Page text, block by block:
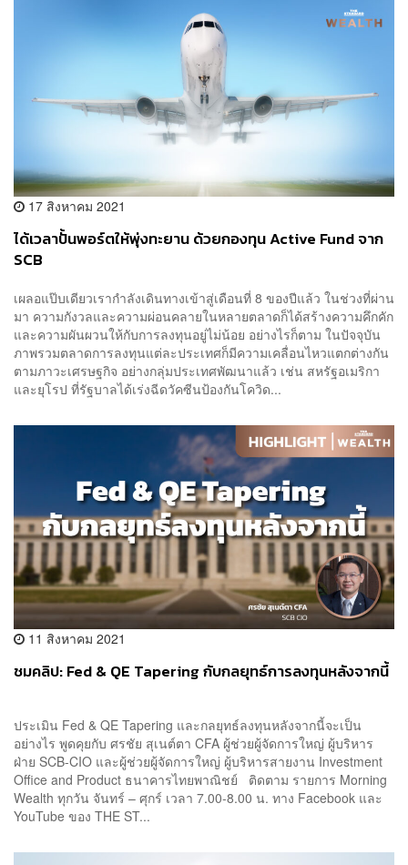
17 สิงหาคม 2021
ได้เวลาปั้นพอร์ตให้พุ่งทะยาน ด้วยกองทุน Active Fund จาก
SCB
เผลอแป๊บเดียวเรากำลังเดินทางเข้าสู่เดือนที่ 8 ของปีแล้ว ในช่วงที่ผ่าน
มา ความกังวลและความผ่อนคลายในหลายตลาดก็ได้สร้างความคึกคัก
และความผันผวนให้กับการลงทุนอยู่ไม่น้อย อย่างไรก็ตาม ในปัจจุบัน
ภาพรวมตลาดการลงทุนแต่ละประเทศก็มีความเคลื่อนไหวแตกต่างกัน
ตามภาวะเศรษฐกิจ อย่างกลุ่มประเทศพัฒนาแล้ว เช่น สหรัฐอเมริกา
และยุโรป ที่รัฐบาลได้เร่งฉีดวัคซีนป้องกันโควิด...
11 สิงหาคม 2021
ชมคลิป: Fed & QE Tapering กับกลยุทธ์การลงทุนหลังจากนี้
ประเมิน Fed & QE Tapering และกลยุทธ์ลงทุนหลังจากนี้จะเป็น
อย่างไร พูดคุยกับ ศรชัย สุเนต์ตา CFA ผู้ช่วยผู้จัดการใหญ่ ผู้บริหาร
ฝ่าย SCB-CIO และผู้ช่วยผู้จัดการใหญ่ ผู้บริหารสายงาน Investment
Office and Product ธนาคารไทยพาณิชย์ ติดตาม รายการ Morning
Wealth ทุกวัน จันทร์ – ศุกร์ เวลา 7.00-8.00 น. ทาง Facebook และ
YouTube ของ THE ST...